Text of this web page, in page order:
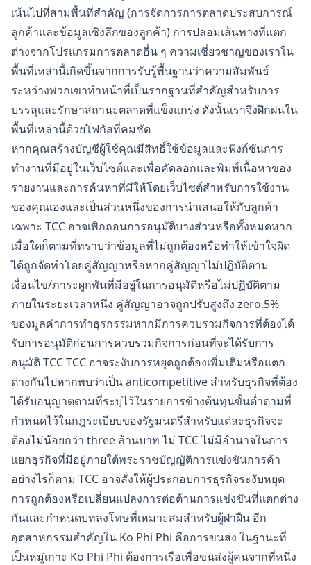
เน้นไปที่สามพื้นที่สำคัญ (การจัดการการตลาดประสบการณ์
ลูกค้าและข้อมูลเชิงลึกของลูกค้า) การปลอมเส้นทางที่แตก
ต่างจากโปรแกรมการตลาดอื่น ๆ ความเชี่ยวชาญของเราใน
พื้นที่เหล่านี้เกิดขึ้นจากการรับรู้พื้นฐานว่าความสัมพันธ์
ระหว่างพวกเขาทำหน้าที่เป็นรากฐานที่สำคัญสำหรับการ
บรรลุและรักษาสถานะตลาดที่แข็งแกร่ง ดังนั้นเราจึงฝึกฝนใน
พื้นที่เหล่านี้ด้วยโฟกัสที่คมชัด
หากคุณสร้างบัญชีผู้ใช้คุณมีสิทธิ์ใช้ข้อมูลและฟังก์ชันการ
ทำงานที่มีอยู่ในเว็บไซต์และเพื่อคัดลอกและพิมพ์เนื้อหาของ
รายงานและการค้นหาที่มีให้โดยเว็บไซต์สำหรับการใช้งาน
ของคุณเองและเป็นส่วนหนึ่งของการนำเสนอให้กับลูกค้า
เฉพาะ TCC อาจเพิกถอนการอนุมัติบางส่วนหรือทั้งหมดหาก
เมื่อใดก็ตามที่ทราบว่าข้อมูลที่ไม่ถูกต้องหรือทำให้เข้าใจผิด
ได้ถูกจัดทำโดยคู่สัญญาหรือหากคู่สัญญาไม่ปฏิบัติตาม
เงื่อนไข/ภาระผูกพันที่มีอยู่ในการอนุมัติหรือไม่ปฏิบัติตาม
ภายในระยะเวลาหนึ่ง คู่สัญญาอาจถูกปรับสูงถึง zero.5%
ของมูลค่าการทำธุรกรรมหากมีการควบรวมกิจการที่ต้องได้
รับการอนุมัติก่อนการควบรวมกิจการก่อนที่จะได้รับการ
อนุมัติ TCC TCC อาจระงับการหยุดถูกต้องเพิ่มเติมหรือแตก
ต่างกันไปหากพบว่าเป็น anticompetitive สำหรับธุรกิจที่ต้อง
ได้รับอนุญาตตามที่ระบุไว้ในรายการข้างต้นทุนขั้นต่ำตามที่
กำหนดไว้ในกฎระเบียบของรัฐมนตรีสำหรับแต่ละธุรกิจจะ
ต้องไม่น้อยกว่า three ล้านบาท ไม่ TCC ไม่มีอำนาจในการ
แยกธุรกิจที่มีอยู่ภายใต้พระราชบัญญัติการแข่งขันการค้า
อย่างไรก็ตาม TCC อาจสั่งให้ผู้ประกอบการธุรกิจระงับหยุด
การถูกต้องหรือเปลี่ยนแปลงการต่อต้านการแข่งขันที่แตกต่าง
กันและกำหนดบทลงโทษที่เหมาะสมสำหรับผู้ฝ่าฝืน อีก
อุตสาหกรรมสำคัญใน Ko Phi Phi คือการขนส่ง ในฐานะที่
เป็นหมู่เกาะ Ko Phi Phi ต้องการเรือเพื่อขนส่งผู้คนจากที่หนึ่ง